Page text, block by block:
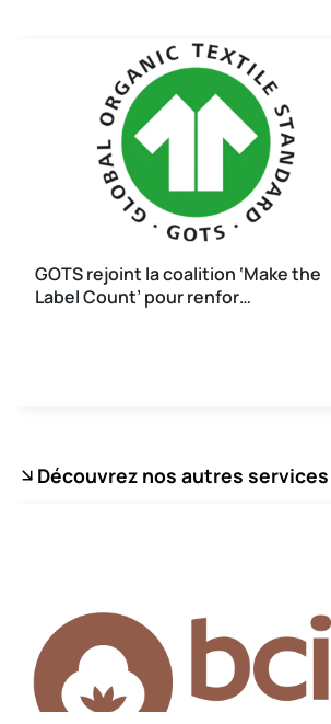
GOTS rejoint la coalition ‘Make the
Label Count’ pour renfor…
Découvrez nos autres services